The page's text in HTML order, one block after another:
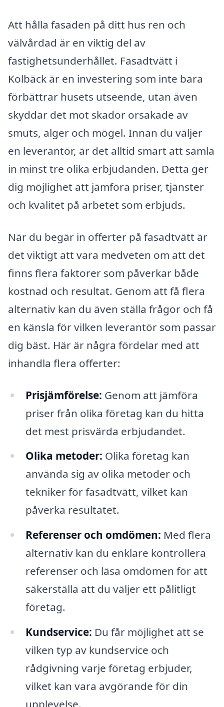
Att hålla fasaden på ditt hus ren och
välvårdad är en viktig del av
fastighetsunderhållet. Fasadtvätt i
Kolbäck är en investering som inte bara
förbättrar husets utseende, utan även
skyddar det mot skador orsakade av
smuts, alger och mögel. Innan du väljer
en leverantör, är det alltid smart att samla
in minst tre olika erbjudanden. Detta ger
dig möjlighet att jämföra priser, tjänster
och kvalitet på arbetet som erbjuds.
När du begär in offerter på fasadtvätt är
det viktigt att vara medveten om att det
finns flera faktorer som påverkar både
kostnad och resultat. Genom att få flera
alternativ kan du även ställa frågor och få
en känsla för vilken leverantör som passar
dig bäst. Här är några fördelar med att
inhandla flera offerter:
Prisjämförelse: Genom att jämföra
priser från olika företag kan du hitta
det mest prisvärda erbjudandet.
Olika metoder: Olika företag kan
använda sig av olika metoder och
tekniker för fasadtvätt, vilket kan
påverka resultatet.
Referenser och omdömen: Med flera
alternativ kan du enklare kontrollera
referenser och läsa omdömen för att
säkerställa att du väljer ett pålitligt
företag.
Kundservice: Du får möjlighet att se
vilken typ av kundservice och
rådgivning varje företag erbjuder,
vilket kan vara avgörande för din
upplevelse.